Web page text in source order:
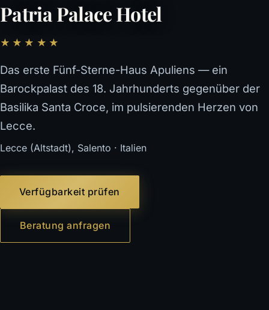
Patria Palace Hotel
★★★★★
Das erste Fünf-Sterne-Haus Apuliens — ein
Barockpalast des 18. Jahrhunderts gegenüber der
Basilika Santa Croce, im pulsierenden Herzen von
Lecce.
Lecce (Altstadt), Salento · Italien
Verfügbarkeit prüfen
Beratung anfragen